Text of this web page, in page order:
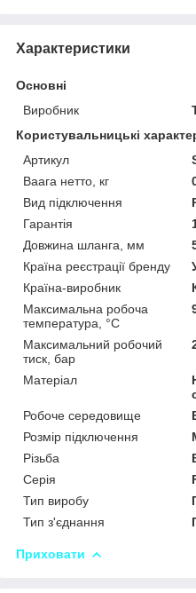
Характеристики
Основні
Виробник
Користувальницькі
Артикул
Ваага нетто, кг
Вид підключення
Гарантія
Довжина шланга, мм
Країна реєстрації бренду
Країна-виробник
Максимальна робоча
температура, °C
Максимальний робочий
тиск, бар
Матеріал
Робоче середовище
Розмір підключення
Різьба
Серія
Тип виробу
Тип з'єднання
Приховати